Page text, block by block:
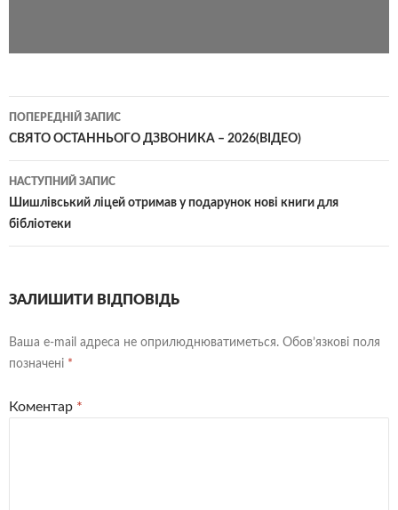
ПОПЕРЕДНІЙ ЗАПИС
СВЯТО ОСТАННЬОГО ДЗВОНИКА – 2026(ВІДЕО)
НАСТУПНИЙ ЗАПИС
Шишлівський ліцей отримав у подарунок нові книги для
бібліотеки
ЗАЛИШИТИ ВІДПОВІДЬ
Ваша e-mail адреса не оприлюднюватиметься. Обов’язкові поля
позначені *
Коментар *